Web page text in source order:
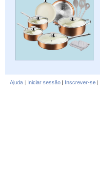
Ajuda | Iniciar sessão | Inscrever-se |